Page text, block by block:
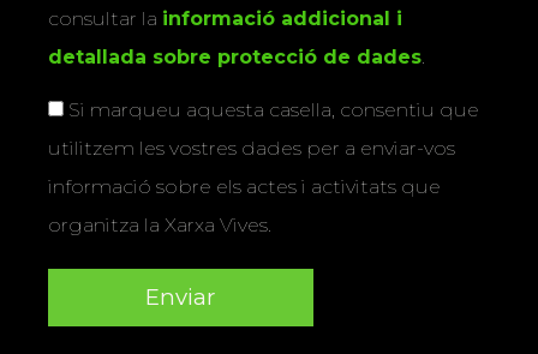
consultar la informació addicional i
detallada sobre protecció de dades.
Si marqueu aquesta casella, consentiu que
utilitzem les vostres dades per a enviar-vos
informació sobre els actes i activitats que
organitza la Xarxa Vives.